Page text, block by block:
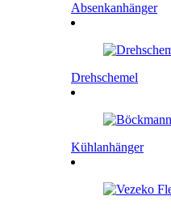
Absenkanhänger
Drehschemel
Kühlanhänger